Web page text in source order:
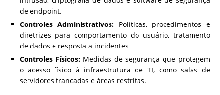
de endpoint.
Controles Administrativos:Políticas, procedimentos e
diretrizes para comportamento do usuário, tratamento
de dados e resposta a incidentes.
Controles Físicos:Medidas de segurança que protegem
o acesso físico à infraestrutura de TI, como salas de
servidores trancadas e áreas restritas.